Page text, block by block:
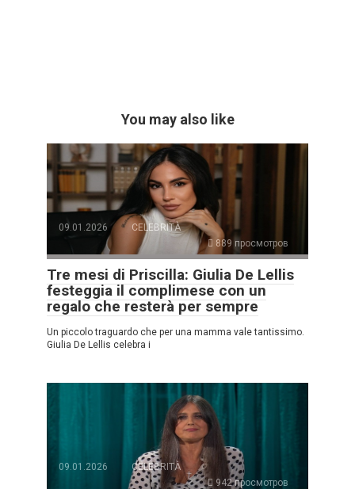
You may also like
09.01.2026
CELEBRITÀ
889 просмотров
Tre mesi di Priscilla: Giulia De Lellis
festeggia il complimese con un
regalo che resterà per sempre
Un piccolo traguardo che per una mamma vale tantissimo.
Giulia De Lellis celebra i
09.01.2026
CELEBRITÀ
942 просмотров